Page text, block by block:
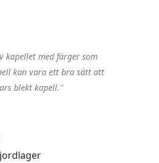
kapellet med färger som
kan vara ett bra sätt att
blekt kapell.''